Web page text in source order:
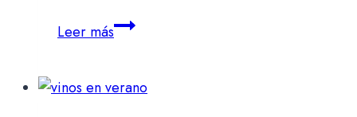
Leer másOfertas
en